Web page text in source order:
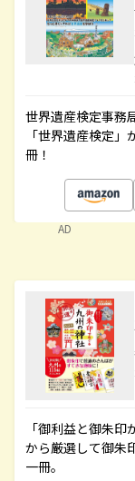
世界遺産検定事務
「世界遺産検定
冊！
AD
「御利益と御朱
から厳選して御朱
一冊。